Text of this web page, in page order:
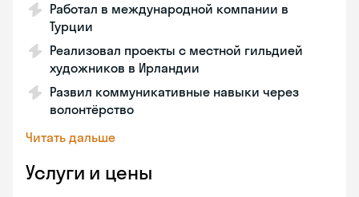
Работал в международной компании в
Турции
Реализовал проекты с местной гильдией
художников в Ирландии
Развил коммуникативные навыки через
волонтёрство
Читать дальше
Услуги и цены